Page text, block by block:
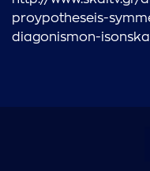
proypotheseis-
diagonismon-